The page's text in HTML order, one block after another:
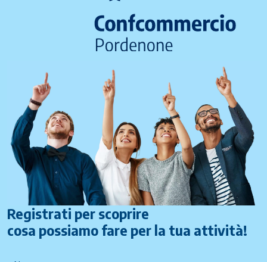
Registrati per scoprire
cosa possiamo fare per la tua attività!